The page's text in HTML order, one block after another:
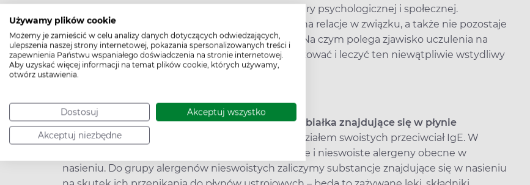
Używamy plików cookie
Możemy je zamieścić w celu analizy danych dotyczących odwiedzających,
ulepszenia naszej strony internetowej, pokazania spersonalizowanych treści i
zapewnienia Państwu wspaniałego doświadczenia na stronie internetowej.
Aby uzyskać więcej informacji na temat plików cookie, których używamy,
otwórz ustawienia.
Dostosuj Akceptuj wszystko
Akceptuj niezbędne
konsekwencje nie tylko medyczne, ale także natury psychologicznej i społecznej.
Uczulenie na nasienie znacząco wpływa przecież na relacje w związku, a także nie pozostaje
bez znaczenia w przypadku starań o potomstwo. Na czym polega zjawisko uczulenia na
nasienie i czy dotyczy jedynie kobiet? Jak diagnozować i leczyć ten niewątpliwie wstydliwy
problem?
Alergia na spermę – co to jest?
Alergia na nasienie to w rzeczywistościalergiana białka znajdujące się w płynie
nasiennym, będąca reakcją immunologiczną z udziałem swoistych przeciwciał IgE. W
trakcie badań nad problemem wyróżniono swoiste i nieswoiste alergeny obecne w
nasieniu. Do grupy alergenów nieswoistych zaliczymy substancje znajdujące się w nasieniu